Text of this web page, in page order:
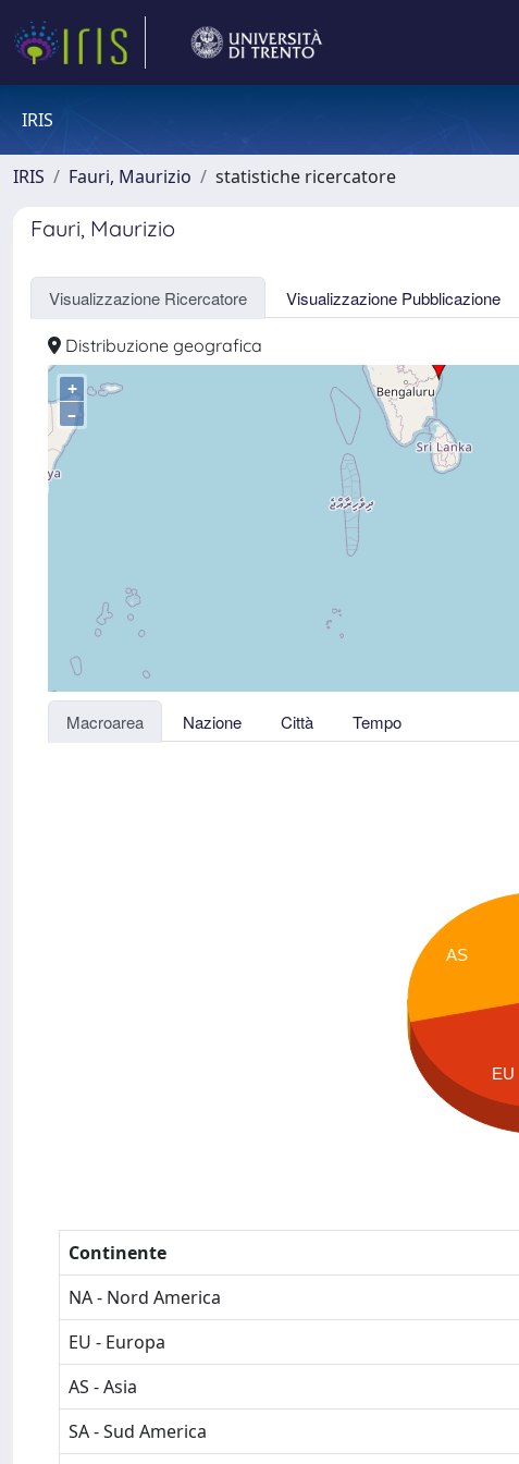
IRIS
IRIS Fauri, Maurizio statistiche ricercatore
Fauri, Maurizio
Visualizzazione Ricercatore Visualizzazione Pubblicazione
Distribuzione geografica
+
–
Macroarea Nazione Città Tempo
AS
EU
Continente
NA - Nord America
EU - Europa
AS - Asia
SA - Sud America